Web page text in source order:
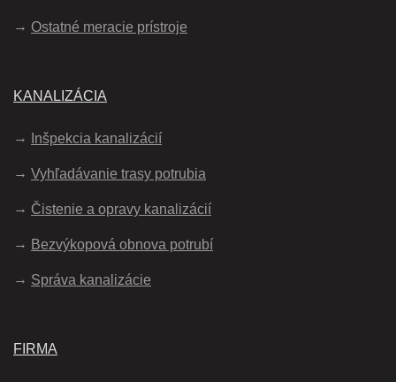
Ostatné meracie prístroje
KANALIZÁCIA
Inšpekcia kanalizácií
Vyhľadávanie trasy potrubia
Čistenie a opravy kanalizácií
Bezvýkopová obnova potrubí
Správa kanalizácie
FIRMA